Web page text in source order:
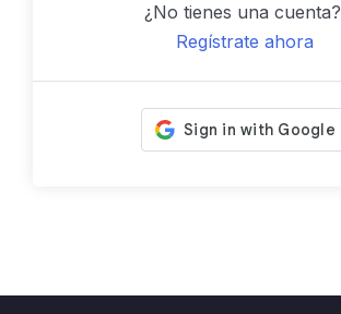
¿No tienes una cuenta?
Regístrate ahora